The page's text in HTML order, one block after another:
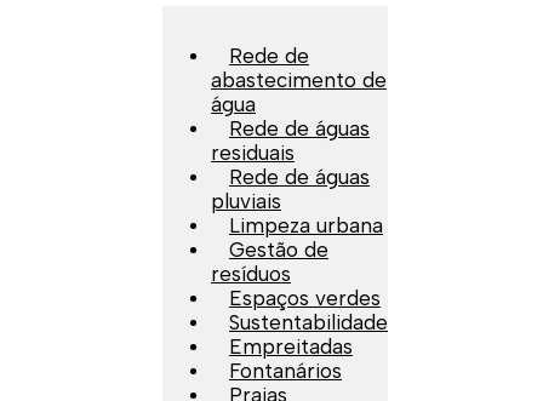
Rede de
abastecimento de
água
Rede de águas
residuais
Rede de águas
pluviais
Limpeza urbana
Gestão de
resíduos
Espaços verdes
Sustentabilidade
Empreitadas
Fontanários
Praias